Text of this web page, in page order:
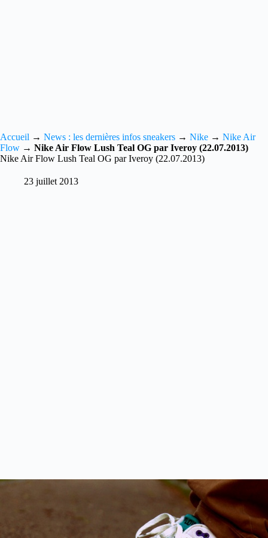
Accueil → News : les dernières infos sneakers → Nike → Nike Air
Flow → Nike Air Flow Lush Teal OG par Iveroy (22.07.2013)
Nike Air Flow Lush Teal OG par Iveroy (22.07.2013)
23 juillet 2013